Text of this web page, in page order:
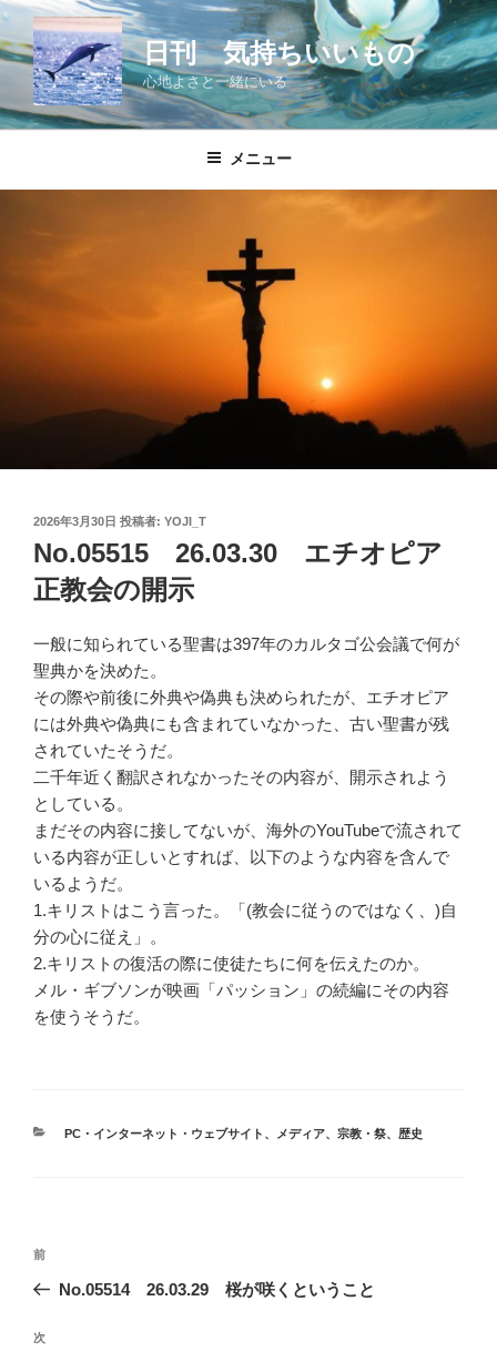
コ
ン
テ
ツ
日刊 気持ちいいもの
心地よさと一緒にいる
メニュー
投
稿
日:
2026年3月30日 投稿者: YOJI_T
No.05515 26.03.30 エチオピア
正教会の開示
一般に知られている聖書は397年のカルタゴ公会議で何が
聖典かを決めた。
その際や前後に外典や偽典も決められたが、エチオピア
には外典や偽典にも含まれていなかった、古い聖書が残
されていたそうだ。
二千年近く翻訳されなかったその内容が、開示されよう
としている。
まだその内容に接してないが、海外のYouTubeで流されて
いる内容が正しいとすれば、以下のような内容を含んで
いるようだ。
1.キリストはこう言った。「(教会に従うのではなく、)自
分の心に従え」。
2.キリストの復活の際に使徒たちに何を伝えたのか。
メル・ギブソンが映画「パッション」の続編にその内容
を使うそうだ。
カ
PC・インターネット・ウェブサイト 、 メディア、 宗教・祭、 歴史
投
ビ
前
の
稿
前
No.05514 26.03.29 桜が咲くということ
次
次